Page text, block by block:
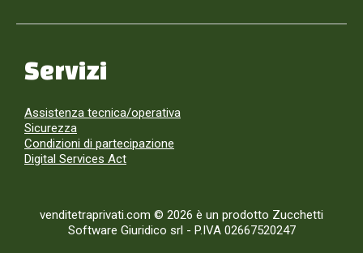
Servizi
Assistenza tecnica/operativa
Sicurezza
Condizioni di partecipazione
Digital Services Act
venditetraprivati.com © 2026 è un prodotto Zucchetti
Software Giuridico srl - P.IVA 02667520247